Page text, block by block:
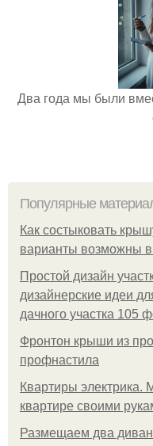
Два года мы были
Популярные
Как состыковать
варианты возможны
Простой дизайн
дизайнерские идеи
дачного участка 105
Фронтон крыши из
профнастила
Квартиры электрика.
квартире своими
Размещаем два